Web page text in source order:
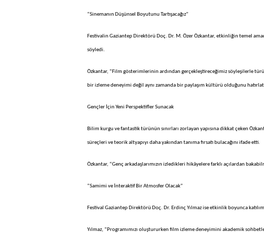
“Sinemanın Düşünsel Boyutunu Tartışacağız”
Festivalin Gaziantep Direktörü Doç. Dr. M. Özer Özkantar, etkinliğin temel
söyledi.
Özkantar, “Film gösterimlerinin ardından gerçekleştireceğimiz söyleşilerle
bir izleme deneyimi değil aynı zamanda bir paylaşım kültürü olduğunu
Gençler İçin Yeni Perspektifler Sunacak
Bilim kurgu ve fantastik türünün sınırları zorlayan yapısına dikkat çeken
süreçleri ve teorik altyapıyı daha yakından tanıma fırsatı bulacağını ifade etti.
Özkantar, “Genç arkadaşlarımızın izledikleri hikâyelere farklı açılardan
“Samimi ve İnteraktif Bir Atmosfer Olacak”
Festival Gaziantep Direktörü Doç. Dr. Erdinç Yılmaz ise etkinlik boyunca
Yılmaz, “Programımızı oluştururken film izleme deneyimini akademik